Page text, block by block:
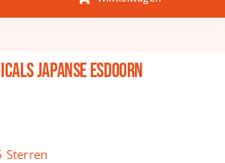
Japanse esdoorn
Sterren